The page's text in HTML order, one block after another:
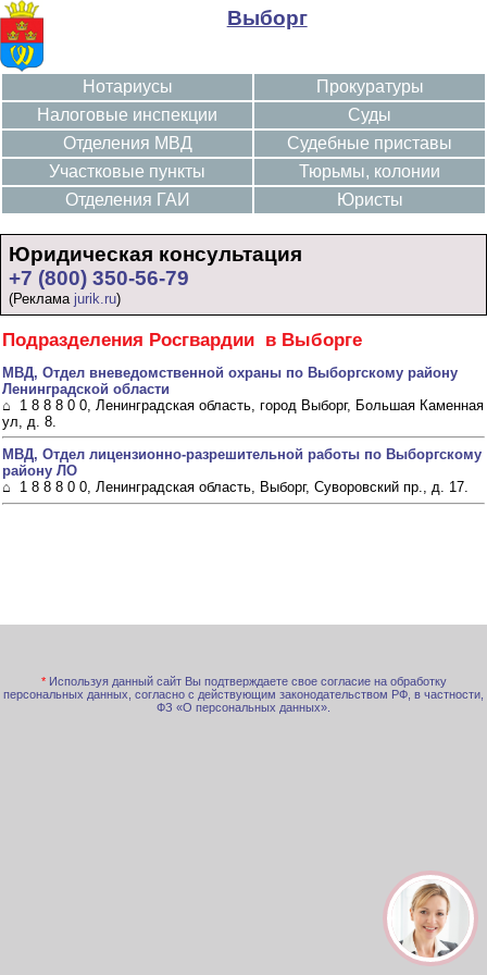
Выборг
Нотариусы
Налоговые инспекции
Отделения МВД
Участковые пункты
Отделения ГАИ
Прокуратуры
Суды
Судебные приставы
Тюрьмы, колонии
Юристы
Юридическая консультация
+7 (800) 350-56-79
(Реклама jurik.ru)
Подразделения Росгвардии в Выборге
МВД, Отдел вневедомственной охраны по Выборгскому району
Ленинградской области
⌂ 1 8 8 8 0 0, Ленинградская область, город Выборг, Большая Каменная
ул, д. 8.
МВД, Отдел лицензионно-разрешительной работы по Выборгскому
району ЛО
⌂ 1 8 8 8 0 0, Ленинградская область, Выборг, Суворовский пр., д. 17.
* Используя данный сайт Вы подтверждаете свое согласие на обработку
персональных данных, согласно с действующим законодательством РФ, в частности,
ФЗ «О персональных данных».